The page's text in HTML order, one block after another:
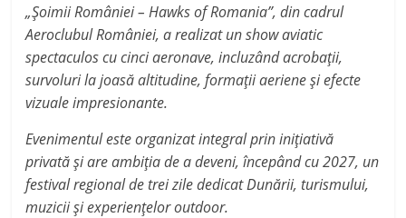
„Şoimii României – Hawks of Romania”, din cadrul
Aeroclubul României, a realizat un show aviatic
spectaculos cu cinci aeronave, incluzând acrobaţii,
survoluri la joasă altitudine, formaţii aeriene şi efecte
vizuale impresionante.
Evenimentul este organizat integral prin iniţiativă
privată şi are ambiţia de a deveni, începând cu 2027, un
festival regional de trei zile dedicat Dunării, turismului,
muzicii şi experienţelor outdoor.